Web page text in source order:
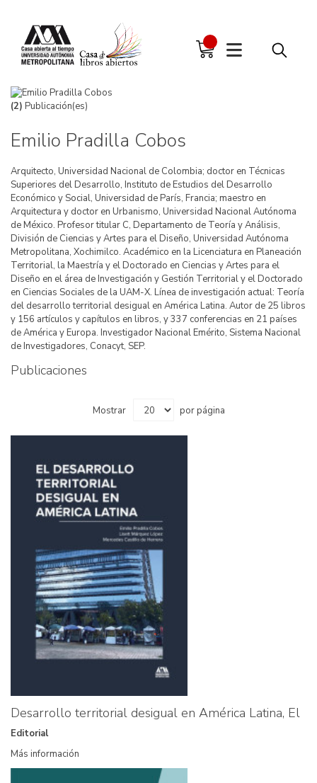
(2) Publicación(es)
Emilio Pradilla Cobos
Arquitecto, Universidad Nacional de Colombia; doctor en Técnicas
Superiores del Desarrollo, Instituto de Estudios del Desarrollo
Económico y Social, Universidad de París, Francia; maestro en
Arquitectura y doctor en Urbanismo, Universidad Nacional Autónoma
de México. Profesor titular C, Departamento de Teoría y Análisis,
División de Ciencias y Artes para el Diseño, Universidad Autónoma
Metropolitana, Xochimilco. Académico en la Licenciatura en Planeación
Territorial, la Maestría y el Doctorado en Ciencias y Artes para el
Diseño en el área de Investigación y Gestión Territorial y el Doctorado
en Ciencias Sociales de la UAM-X. Línea de investigación actual: Teoría
del desarrollo territorial desigual en América Latina. Autor de 25 libros
y 156 artículos y capítulos en libros, y 337 conferencias en 21 países
de América y Europa. Investigador Nacional Emérito, Sistema Nacional
de Investigadores, Conacyt, SEP.
Publicaciones
Mostrar por página
Desarrollo territorial desigual en América Latina, El
Editorial
Más información